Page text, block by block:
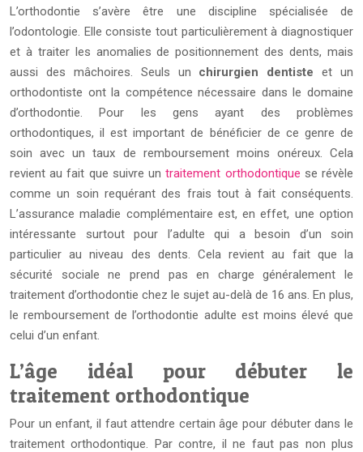
L’orthodontie s’avère être une discipline spécialisée de
l’odontologie. Elle consiste tout particulièrement à diagnostiquer
et à traiter les anomalies de positionnement des dents, mais
aussi des mâchoires. Seuls un chirurgien dentiste et un
orthodontiste ont la compétence nécessaire dans le domaine
d’orthodontie. Pour les gens ayant des problèmes
orthodontiques, il est important de bénéficier de ce genre de
soin avec un taux de remboursement moins onéreux. Cela
revient au fait que suivre untraitement orthodontique se révèle
comme un soin requérant des frais tout à fait conséquents.
L’assurance maladie complémentaire est, en effet, une option
intéressante surtout pour l’adulte qui a besoin d’un soin
particulier au niveau des dents. Cela revient au fait que la
sécurité sociale ne prend pas en charge généralement le
traitement d’orthodontie chez le sujet au-delà de 16 ans. En plus,
le remboursement de l’orthodontie adulte est moins élevé que
celui d’un enfant.
L’âge idéal pour débuter le
traitement orthodontique
Pour un enfant, il faut attendre certain âge pour débuter dans le
traitement orthodontique. Par contre, il ne faut pas non plus